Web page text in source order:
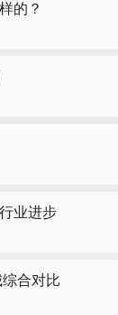
的？
业进步
合对比